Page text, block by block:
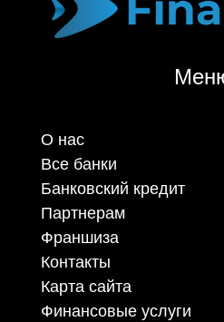
О нас
Все банки
Банковский кредит
Партнерам
Франшиза
Контакты
Карта сайта
Финансовые услуги